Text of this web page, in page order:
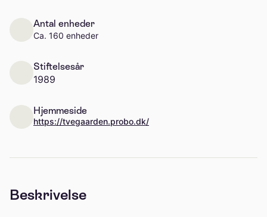
Antal enheder
Ca. 160 enheder
Stiftelsesår
1989
Hjemmeside
https://tvegaarden.probo.dk/
Beskrivelse